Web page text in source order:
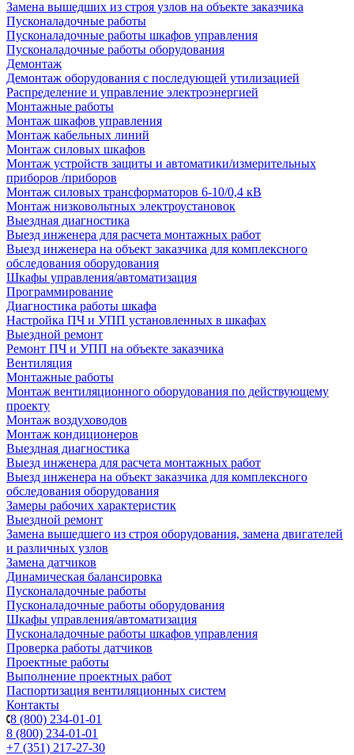
Замена вышедших из строя узлов на объекте заказчика
Пусконаладочные работы
Пусконаладочные работы шкафов управления
Пусконаладочные работы оборудования
Демонтаж
Демонтаж оборудования с последующей утилизацией
Распределение и управление электроэнергией
Монтажные работы
Монтаж шкафов управления
Монтаж кабельных линий
Монтаж силовых шкафов
Монтаж устройств защиты и автоматики/измерительных
приборов /приборов
Монтаж силовых трансформаторов 6-10/0,4 кВ
Монтаж низковольтных электроустановок
Выездная диагностика
Выезд инженера для расчета монтажных работ
Выезд инженера на объект заказчика для комплексного
обследования оборудования
Шкафы управления/автоматизация
Программирование
Диагностика работы шкафа
Настройка ПЧ и УПП установленных в шкафах
Выездной ремонт
Ремонт ПЧ и УПП на объекте заказчика
Вентиляция
Монтажные работы
Монтаж вентиляционного оборудования по действующему
проекту
Монтаж воздуховодов
Монтаж кондиционеров
Выездная диагностика
Выезд инженера для расчета монтажных работ
Выезд инженера на объект заказчика для комплексного
обследования оборудования
Замеры рабочих характеристик
Выездной ремонт
Замена вышедшего из строя оборудования, замена двигателей
и различных узлов
Замена датчиков
Динамическая балансировка
Пусконаладочные работы
Пусконаладочные работы оборудования
Шкафы управления/автоматизация
Пусконаладочные работы шкафов управления
Проверка работы датчиков
Проектные работы
Выполнение проектных работ
Паспортизация вентиляционных систем
Контакты
8 (800) 234-01-01
8 (800) 234-01-01
+7 (351) 217-27-30